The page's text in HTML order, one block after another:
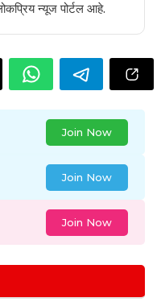
न्यूज पोर्टल आहे.
Join Now
Join Now
Join Now